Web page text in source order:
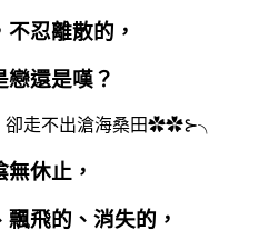
不忍離散的，
戀還是嘆？
無休止，
飛的、消失的，